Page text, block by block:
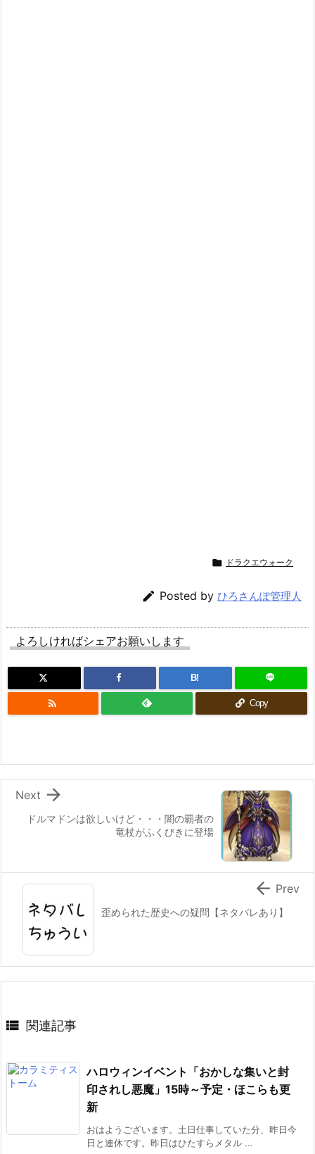
 ドラクエウォーク
 Posted by ひろさんぽ管理人
よろしければシェアお願いします
B!
 Copy
ドルマドンは欲しいけど・・・闇の覇者の
竜杖がふくびきに登場

Next
歪められた歴史への疑問【ネタバレあり】
 Prev
 関連記事
ハロウィンイベント「おかしな集いと封
印されし悪魔」15時～予定・ほこらも更
新
おはようございます。土日仕事していた分、昨日今
日と連休です。昨日はひたすらメタル ...